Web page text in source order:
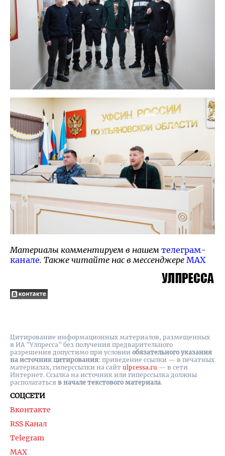
Материалы комментируем в нашем телеграм-
канале. Также читайте нас в мессенджере MAX
СОЦСЕТИ
Вконтакте
RSS Канал
Telegram
MAX
Цитирование информационных материалов, размещенных
в ИА "Улпресса" без получения предварительного
разрешения допустимо при условии обязательного указания
на источник цитирования: приведение ссылки — в печатных
материалах, гиперссылки на cайт ulpressa.ru — в сети
Интернет. Ссылка на источник или гиперссылка должны
располагаться в начале текстового материала.